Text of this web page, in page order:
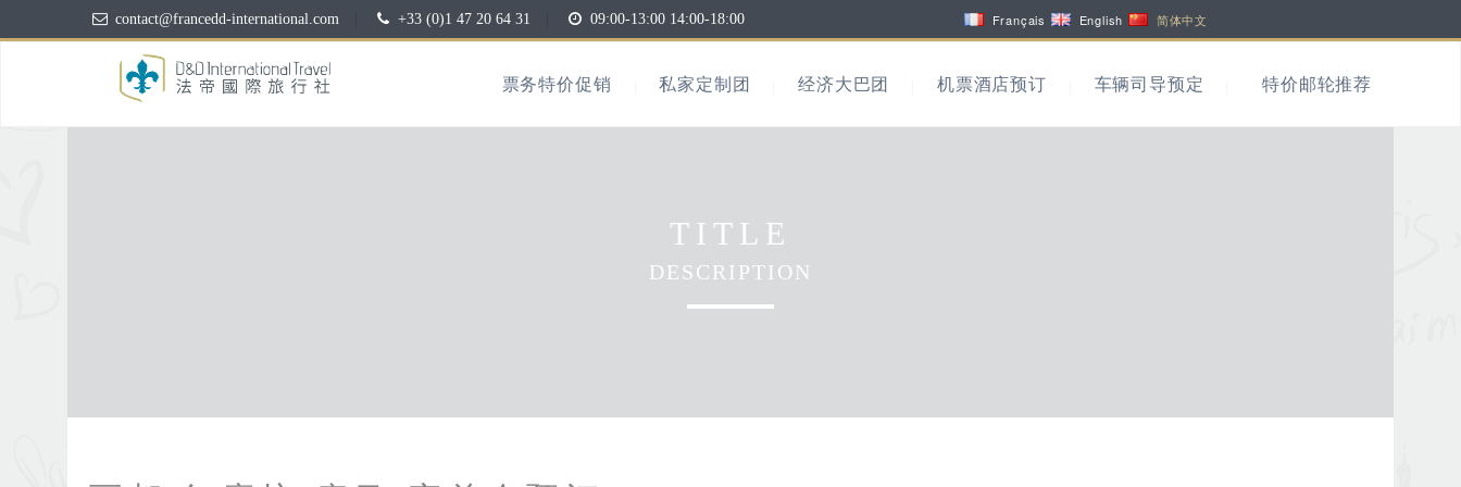
contact@francedd-international.com +33 (0)1 47 20 64 31 09:00-13:00 14:00-18:00 Français English 简体中文
票务特价促销 私家定制团 经济大巴团 机票酒店预订 车辆司导预定 特价邮轮推荐
TITLE
DESCRIPTION